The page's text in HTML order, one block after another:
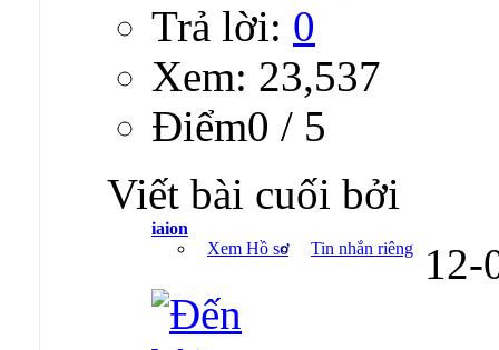
Trả lời: 0
Xem: 23,537
Ðiểm0 / 5
Viết bài cuối bởi
iaion
Xem Hồ sơ
Tin nhắn riêng